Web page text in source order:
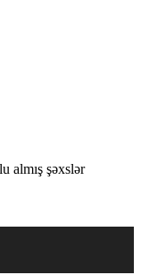
almış şəxslər